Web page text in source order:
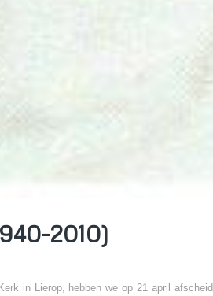
2010)
in Lierop, hebben we op 21 april afscheid